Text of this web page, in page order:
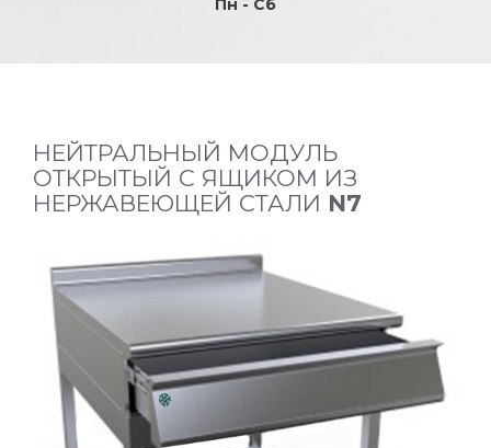
НЕЙТРАЛЬНЫЙ МОДУЛЬ
ОТКРЫТЫЙ С ЯЩИКОМ ИЗ
НЕРЖАВЕЮЩЕЙ СТАЛИ N7